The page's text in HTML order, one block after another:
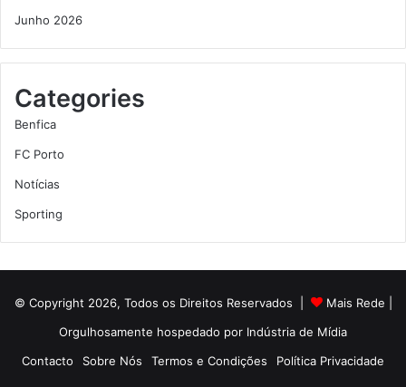
Junho 2026
Categories
Benfica
FC Porto
Notícias
Sporting
© Copyright 2026, Todos os Direitos Reservados | Mais Rede
Orgulhosamente hospedado por Indústria de Mídia
Contacto
Sobre Nós Termos e Condições Política Privacidade